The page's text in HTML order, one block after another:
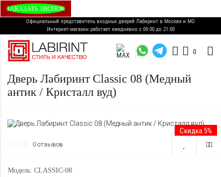
ЗАКАЗАТЬ ЗВОНОК
Официальный представитель входных дверей Лабиринт в Москве и МО
Интернет-магазин работает ежедневно с 09:00 до 21:00
0
Дверь Лабиринт Classic 08 (Медный
антик / Кристалл вуд)
Скидка 5%
0 отзывов
Модель: CLASSIC-08